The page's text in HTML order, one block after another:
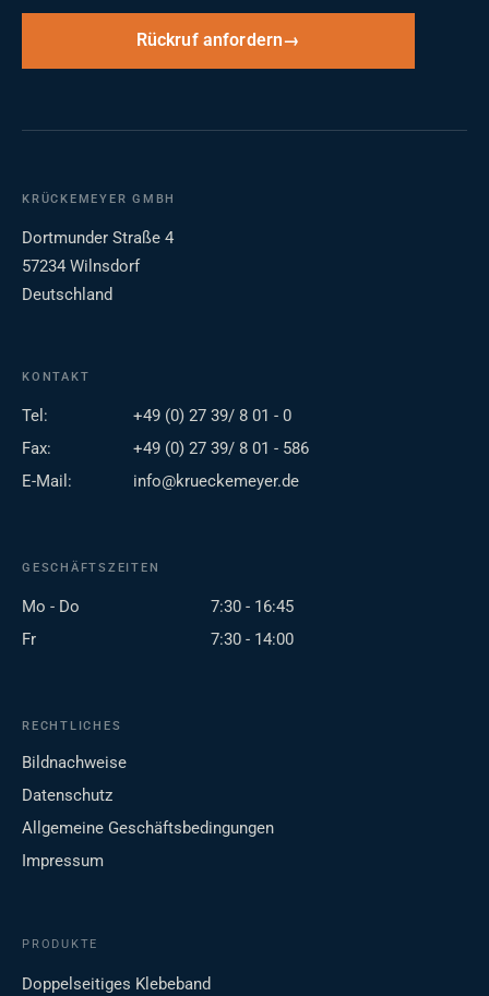
Rückruf anfordern
KRÜCKEMEYER GMBH
Dortmunder Straße 4
57234 Wilnsdorf
Deutschland
KONTAKT
Tel:
+49 (0) 27 39/ 8 01 - 0
Fax:
+49 (0) 27 39/ 8 01 - 586
E-Mail:
info@krueckemeyer.de
GESCHÄFTSZEITEN
Mo - Do
7:30 - 16:45
Fr
7:30 - 14:00
RECHTLICHES
Bildnachweise
Datenschutz
Allgemeine Geschäftsbedingungen
Impressum
PRODUKTE
Doppelseitiges Klebeband